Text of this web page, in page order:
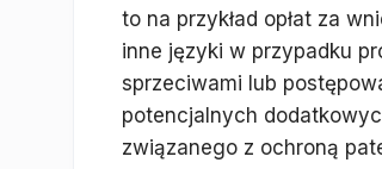
to na przykład opłat za
inne języki w przypadku
sprzeciwami lub
potencjalnych
związanego z ochroną